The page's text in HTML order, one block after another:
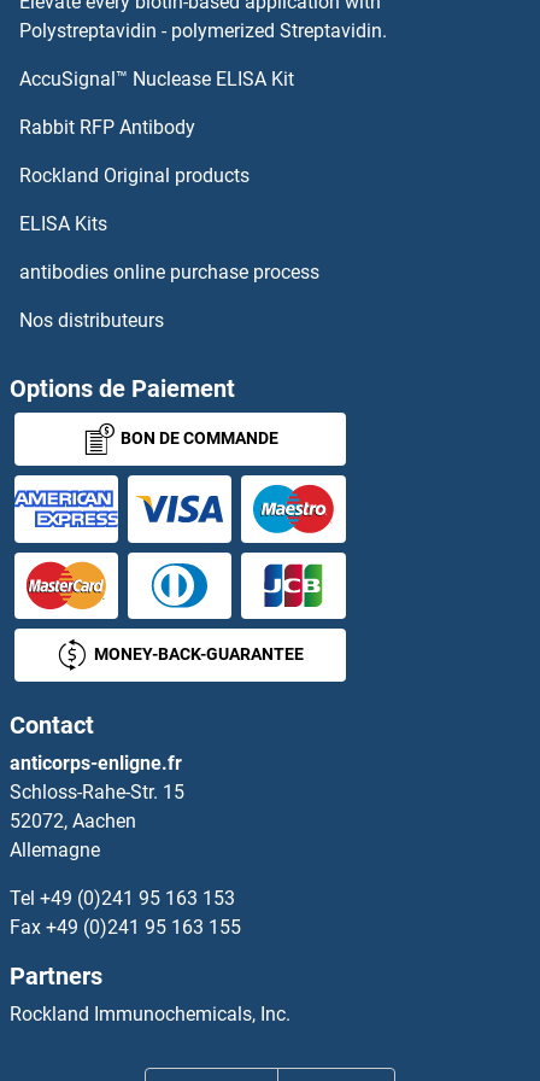
PHLDA3 Protéines
Phospholipase C beta 2 Protéines
Phospholipase C beta 4 Protéines
Phospholipase C delta 3 Protéines
Phospholipase C gamma 1 Protéines
Phospholipase C gamma 2 Protéines
Phospholipase D2 Protéines
Phospholipase D4 Protéines
phosphoribosyl Pyrophosphate Synthetase 1 Protéines
Phosphorylase, Glycogen, Muscle Protéines
PHPT1 Protéines
PHTF1 Protéines
PHTF2 Protéines
Polystreptavidin - polymerized Streptavidin.
AccuSignal™ Nuclease ELISA Kit
Rabbit RFP Antibody
Rockland Original products
ELISA Kits
antibodies online purchase process
Nos distributeurs
Options de Paiement
BON DE COMMANDE
MONEY-BACK-GUARANTEE
Contact
anticorps-enligne.fr
Schloss-Rahe-Str. 15
52072, Aachen
Allemagne
Tel +49 (0)241 95 163 153
Fax +49 (0)241 95 163 155
Partners
Rockland Immunochemicals, Inc.